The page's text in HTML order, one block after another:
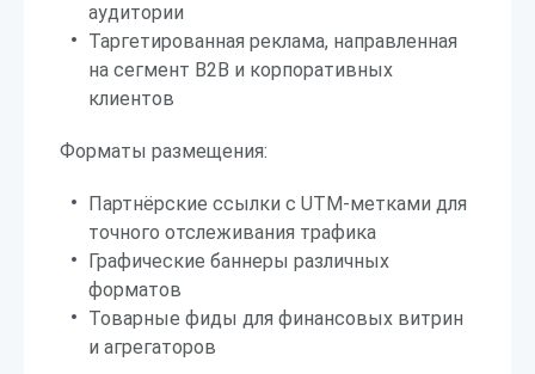
аудитории
Таргетированная реклама, направленная
на сегмент B2B и корпоративных
клиентов
Форматы размещения:
Партнёрские ссылки с UTM-метками для
точного отслеживания трафика
Графические баннеры различных
форматов
Товарные фиды для финансовых витрин
и агрегаторов